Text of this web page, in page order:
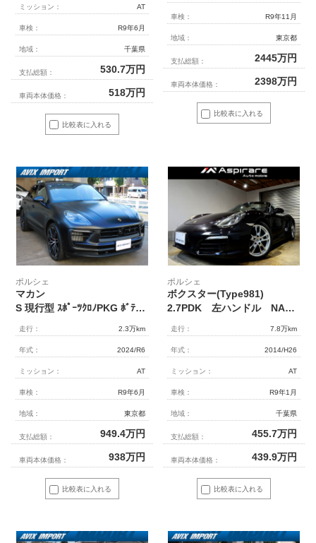
比較表に入れる
ミッション： AT
車検： R9年6月
地域： 千葉県
支払総額： 530.7万円
車両本体価格： 518万円
比較表に入れる
車検： R9年11月
地域： 東京都
支払総額： 2445万円
車両本体価格： 2398万円
比較表に入れる
ポルシェ
マカン
S 現行型 ｽﾎﾟｰﾂｸﾛﾉPKG ﾎﾞﾃﾞｨﾗｯﾋﾟﾝｸﾞ(ﾏｯﾄ黒) ﾊﾟﾉﾗﾏR ﾚｻﾞｰPKG 黒革 全席ｼｰﾄﾋｰﾀｰ ｶｰﾎﾞﾝｲﾝﾃﾘｱ PCMﾅﾋﾞ BOSE 全周C＆ﾊﾟｰｷﾝｸﾞA＆PAS ACC＆LCA＆LKA LEDﾍｯﾄﾞﾗｲﾄ(PDLSﾌﾟﾗｽ) ｺﾝﾌｫｰﾄA PASMｴｱｻｽ 赤ｷｬﾘﾊﾟｰ 純正21AW 禁煙 1ｵﾅ 新車保証
走行： 2.3万km
年式： 2024/R6
ミッション： AT
車検： R9年6月
地域： 東京都
支払総額： 949.4万円
車両本体価格： 938万円
比較表に入れる
ポルシェ
ボクスター(Type981)
2.7PDK 左ハンドル NAエンジン スポーツクロノパッケージ スポーツデザインステアリング ボクスターS19インチアルミホイール シートヒーター PDLSキセノン 電動格納ミラー スモーカーPKG
走行： 7.8万km
年式： 2014/H26
ミッション： AT
車検： R9年1月
地域： 千葉県
支払総額： 455.7万円
車両本体価格： 439.9万円